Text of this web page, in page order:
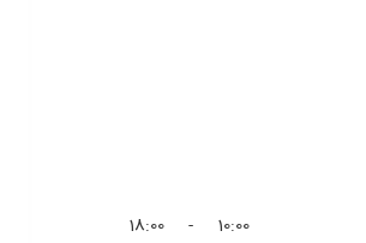
10:00 - 18:00